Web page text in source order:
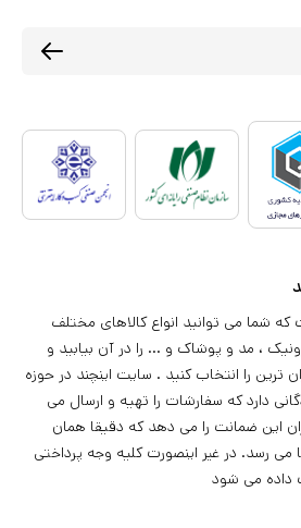
که شما می توانید انواع کالاهای مختلف
، مد و پوشاک و ... را در آن بیابید و
ترین را انتخاب کنید . سایت اینچند در حوزه
دارد که سفارشات را تهیه و ارسال می
این ضمانت را می دهد که دقیقا همان
می رسد. در غیر اینصورت کلیه وجه پرداختی
داده می شود